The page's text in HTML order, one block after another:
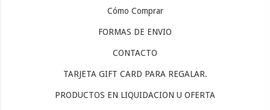
Cómo Comprar
FORMAS DE ENVIO
CONTACTO
TARJETA GIFT CARD PARA REGALAR.
PRODUCTOS EN LIQUIDACION U OFERTA